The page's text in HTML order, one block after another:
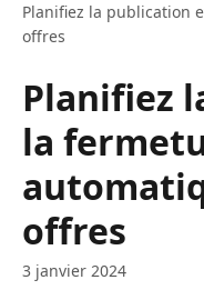
Planifiez la publication
offres
Planifiez
la
offres
3 janvier 2024